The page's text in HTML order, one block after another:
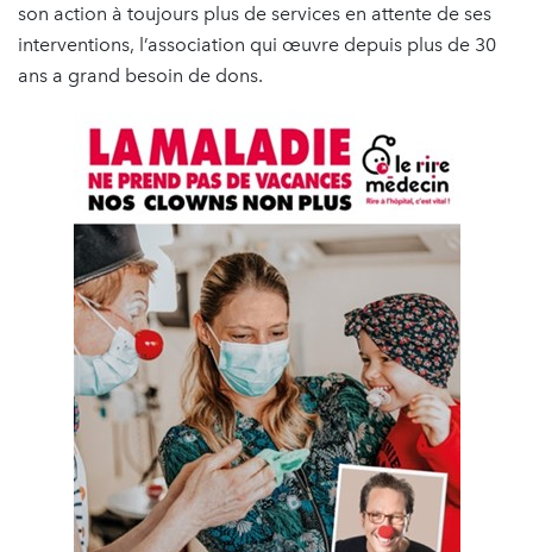
son action à toujours plus de services en attente de ses
interventions, l’association qui œuvre depuis plus de 30
ans a grand besoin de dons.